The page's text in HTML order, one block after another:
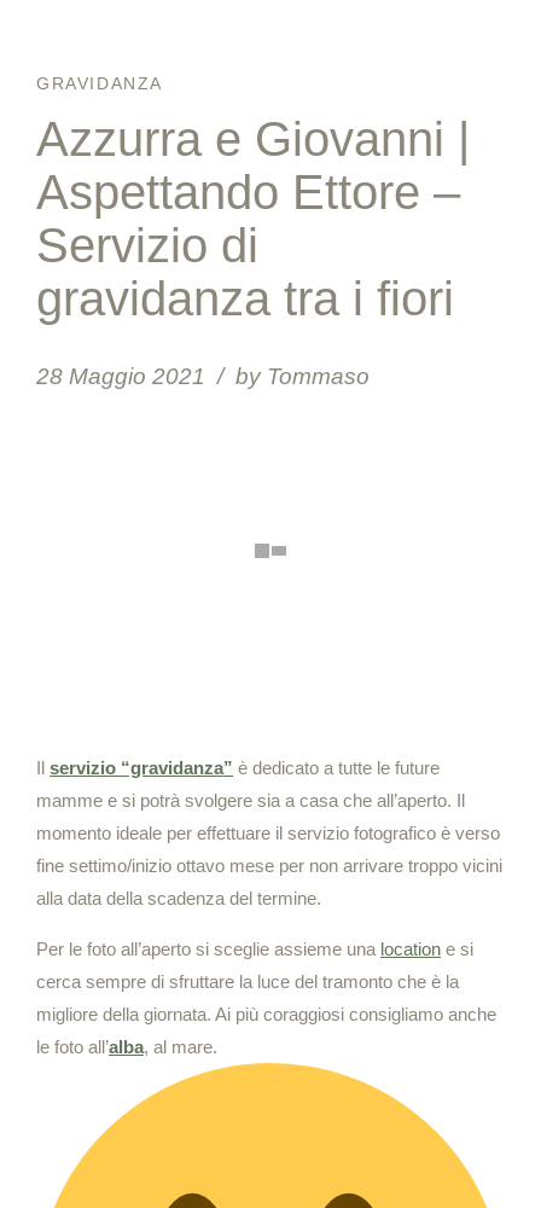
GRAVIDANZA
Azzurra e Giovanni |
Aspettando Ettore –
Servizio di
gravidanza tra i fiori
28 Maggio 2021 by Tommaso
Il servizio “gravidanza” è dedicato a tutte le future
mamme e si potrà svolgere sia a casa che all’aperto. Il
momento ideale per effettuare il servizio fotografico è verso
fine settimo/inizio ottavo mese per non arrivare troppo vicini
alla data della scadenza del termine.
Per le foto all’aperto si sceglie assieme una location e si
cerca sempre di sfruttare la luce del tramonto che è la
migliore della giornata. Ai più coraggiosi consigliamo anche
le foto all’alba, al mare.